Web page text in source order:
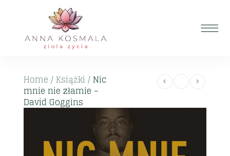
Home / Książki / Nic
mnie nie złamie –
David Goggins